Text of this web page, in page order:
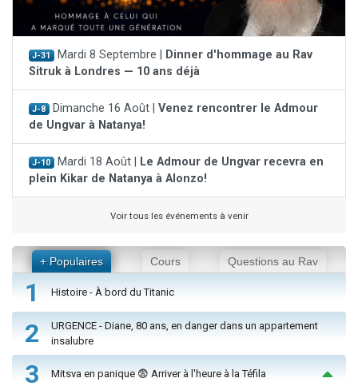
J-31 Mardi 8 Septembre |
Dinner d'hommage au Rav
Sitruk à Londres — 10 ans déjà
J-8 Dimanche 16 Août | Venez rencontrer le Admour
de Ungvar à Natanya!
J-10 Mardi 18 Août |
Le Admour de Ungvar recevra en
plein Kikar de Natanya à Alonzo!
Voir tous les événements à venir
+ Populaires Cours Questions au Rav
1 Histoire - À bord du Titanic
2
URGENCE - Diane, 80 ans, en danger dans un appartement
insalubre
3 Mitsva en panique 😨 Arriver à l'heure à la Téfila